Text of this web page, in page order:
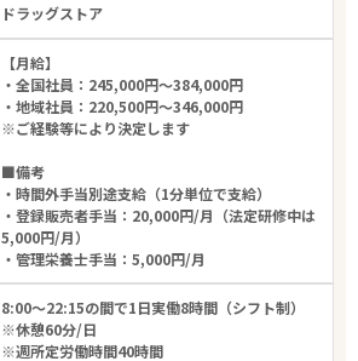
ドラッグストア
【月給】
・全国社員：245,000円～384,000円
・地域社員：220,500円～346,000円
※ご経験等により決定します
■備考
・時間外手当別途支給（1分単位で支給）
・登録販売者手当：20,000円/月（法定研修中は
5,000円/月）
・管理栄養士手当：5,000円/月
8:00～22:15の間で1日実働8時間（シフト制）
※休憩60分/日
※週所定労働時間40時間